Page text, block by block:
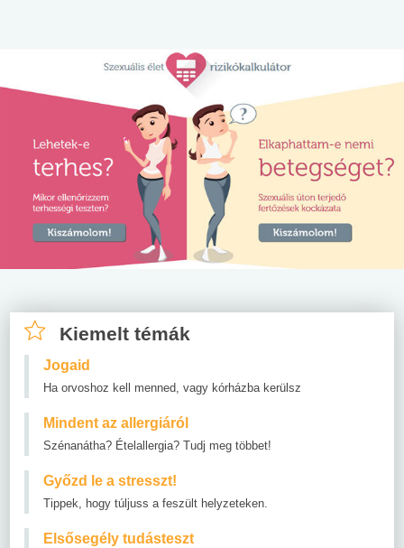
Kiemelt témák
Jogaid
Ha orvoshoz kell menned, vagy kórházba kerülsz
Mindent az allergiáról
Szénanátha? Ételallergia? Tudj meg többet!
Győzd le a stresszt!
Tippek, hogy túljuss a feszült helyzeteken.
Elsősegély tudásteszt